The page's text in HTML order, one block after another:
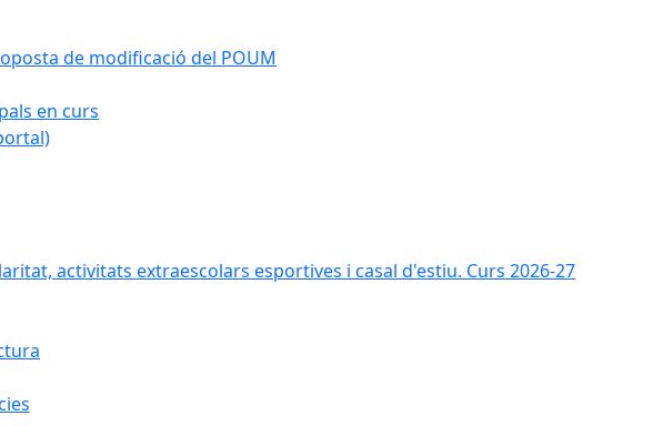
de modificació del POUM
en curs
activitats extraescolars esportives i casal d'estiu. Curs 2026-27